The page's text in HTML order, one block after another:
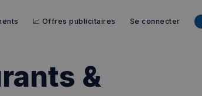
📈 Offres publicitaires Se connecter
&